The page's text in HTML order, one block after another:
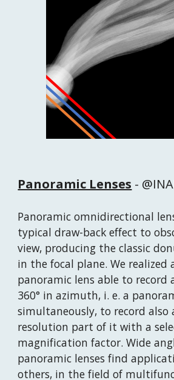
Panoramic Lenses -
Panoramic omnidirectional
typical draw-back effect to
view, producing the classic
in the focal plane. We realized
panoramic lens able to record
360° in azimuth, i. e. a
simultaneously, to record also
resolution part of it with a
magnification factor. Wide
panoramic lenses find
others, in the field of